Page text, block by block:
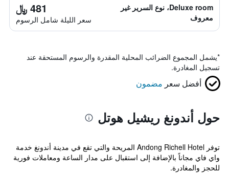
Deluxe room، نوع السرير غير
معروف
481 ﷼
سعر الليلة شامل الرسوم
*يشمل المجموع الضرائب المحلية المقدرة والرسوم المستحقة عند
تسجيل المغادرة.
أفضل سعر مضمون
حول أندونغ ريشيل هوتل
توفر Andong Richell Hotel المريحة والتي تقع في مدينة أندونغ خدمة
واي فاي مجاناً بالإضافة إلى استقبال على مدار الساعة ومعاملات فورية
للحجز والمغادرة.